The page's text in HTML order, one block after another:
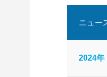
ニュー
2024年